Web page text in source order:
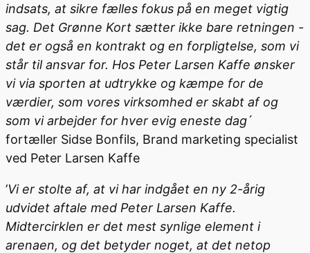
indsats, at sikre fælles fokus på en meget vigtig
sag. Det Grønne Kort sætter ikke bare retningen -
det er også en kontrakt og en forpligtelse, som vi
står til ansvar for. Hos Peter Larsen Kaffe ønsker
vi via sporten at udtrykke og kæmpe for de
værdier, som vores virksomhed er skabt af og
som vi arbejder for hver evig eneste dag´
fortæller Sidse Bonfils, Brand marketing specialist
ved Peter Larsen Kaffe
’Vi er stolte af, at vi har indgået en ny 2-årig
udvidet aftale med Peter Larsen Kaffe.
Midtercirklen er det mest synlige element i
arenaen, og det betyder noget, at det netop